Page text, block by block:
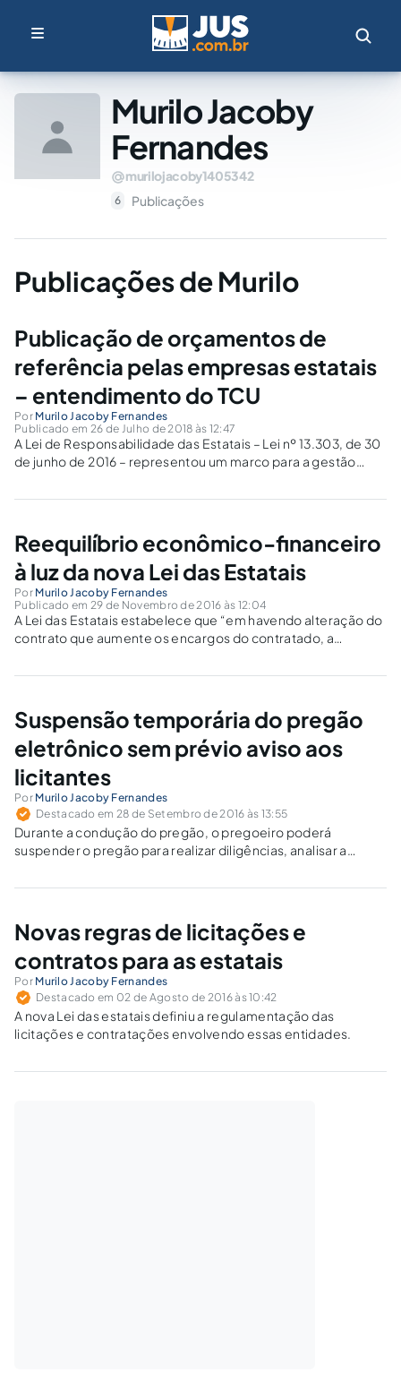
Murilo Jacoby
Fernandes
murilojacoby1405342
6 Publicações
Publicações de Murilo
Publicação de orçamentos de
referência pelas empresas estatais
– entendimento do TCU
Por Murilo Jacoby Fernandes
Publicado em 26 de Julho de 2018 às 12:47
A Lei de Responsabilidade das Estatais – Lei nº 13.303, de 30
de junho de 2016 – representou um marco para a gestão
Reequilíbrio econômico-financeiro
à luz da nova Lei das Estatais
Por Murilo Jacoby Fernandes
Publicado em 29 de Novembro de 2016 às 12:04
A Lei das Estatais estabelece que “em havendo alteração do
contrato que aumente os encargos do contratado, a
restabelecer, por aditamento, o equilíbrio econômico-
Suspensão temporária do pregão
eletrônico sem prévio aviso aos
licitantes
Por Murilo Jacoby Fernandes
Destacado em 28 de Setembro de 2016 às 13:55
Durante a condução do pregão, o pregoeiro poderá
suspender o pregão para realizar diligências, analisar a
Novas regras de licitações e
contratos para as estatais
Por Murilo Jacoby Fernandes
Destacado em 02 de Agosto de 2016 às 10:42
A nova Lei das estatais definiu a regulamentação das
licitações e contratações envolvendo essas entidades.